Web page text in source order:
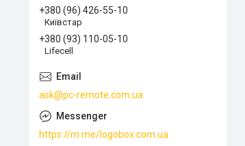
+380 (96) 426-55-10
Київстар
+380 (93) 110-05-10
Lifecell
ask@pc-remote.com.ua
https://m.me/logobox.com.ua